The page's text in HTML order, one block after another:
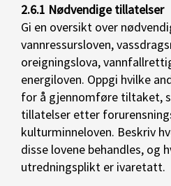
2.6.1 Nødvendige tillatelser
Gi en oversikt over
vannressursloven,
oreigningslova,
energiloven. Oppgi hvilke
for å gjennomføre tiltaket,
tillatelser etter
kulturminneloven. Beskriv
disse lovene behandles, og
utredningsplikt er ivaretatt.